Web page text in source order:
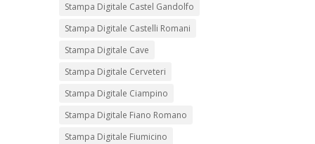
Stampa Digitale Castel Gandolfo
Stampa Digitale Castelli Romani
Stampa Digitale Cave
Stampa Digitale Cerveteri
Stampa Digitale Ciampino
Stampa Digitale Fiano Romano
Stampa Digitale Fiumicino